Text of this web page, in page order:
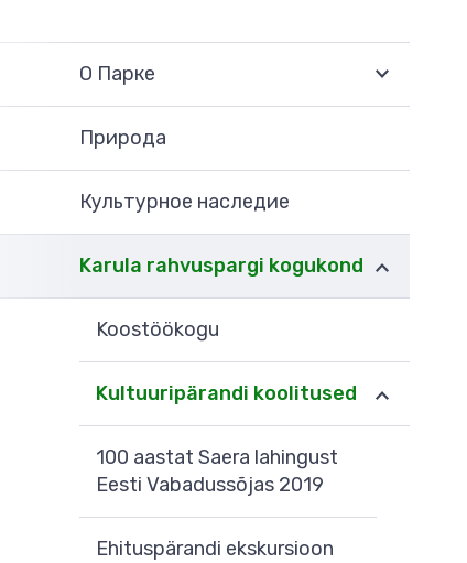
О Парке
Природа
Культурное наследие
Karula rahvuspargi kogukond
Koostöökogu
Kultuuripärandi koolitused
100 aastat Saera lahingust
Eesti Vabadussõjas 2019
Ehituspärandi ekskursioon